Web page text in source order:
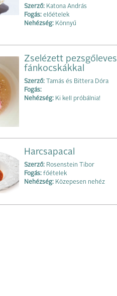
Szerző: Katona András
Fogás: előételek
Nehézség: Könnyű
Zselézett pezsgőleves
fánkocskákkal
Szerző: Tamás és Bittera Dóra
Fogás:
Nehézség: Ki kell próbálnia!
Harcsapacal
Szerző: Rosenstein Tibor
Fogás: főételek
Nehézség: Közepesen nehéz